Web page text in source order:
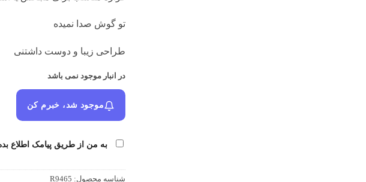
تو گوش صدا نمیده
طراحی زیبا و دوست داشتنی
در انبار موجود نمی باشد
موجود شد، خبرم کن
به من از طریق پیامک اطلاع
شناسه محصول: R9465